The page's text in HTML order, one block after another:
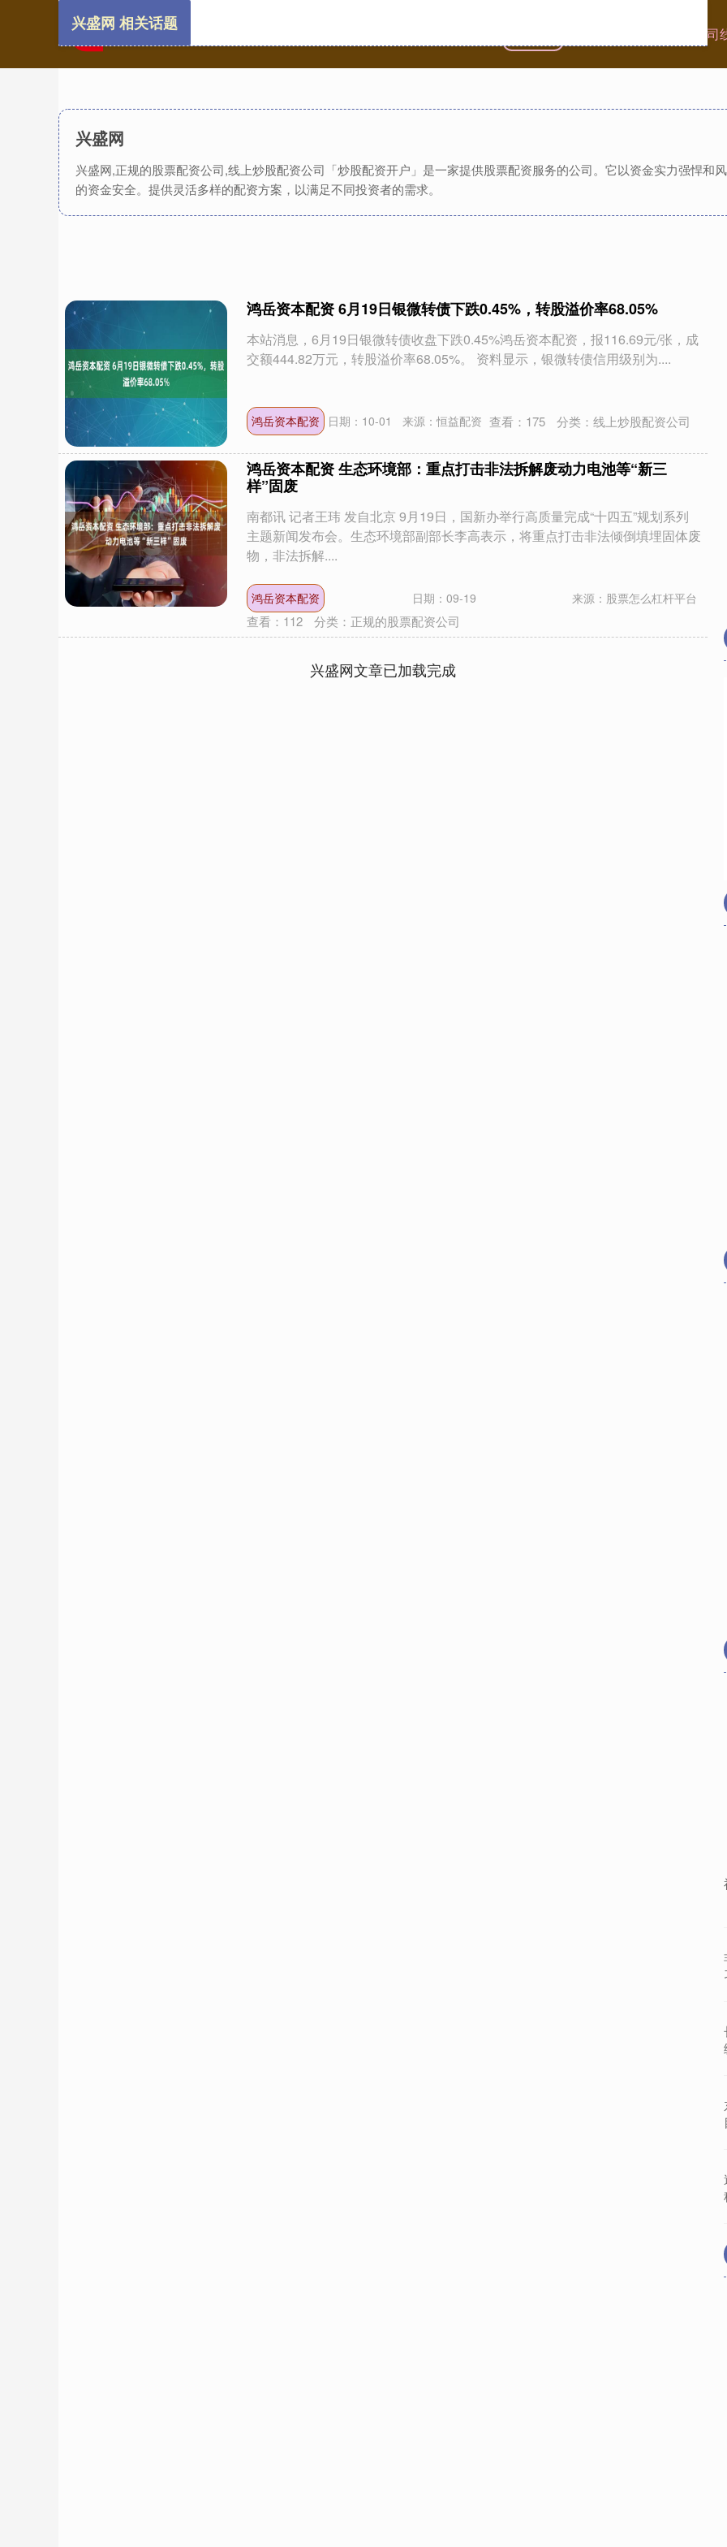
正规的股票配资公司
兴盛网
兴盛网,正规的股票配资公司,线上炒股配资公司「炒股配资开户」是一家提供股票配资服务的公司。它以资金实力强悍和
的资金安全。提供灵活多样的配资方案，以满足不同投资者的需求。
兴盛网 相关话题
鸿岳资本配资 6月19日银微转债下跌0.45%，转股溢价率68.05%
本站消息，6月19日银微转债收盘下跌0.45%鸿岳资本配资，报116.69元/张，成
交额444.82万元，转股溢价率68.05%。 资料显示，银微转债信用级别为....
鸿岳资本配资 日期：10-01 来源：恒益配资 查看： 175 分类： 线上炒股配资公司
鸿岳资本配资 生态环境部：重点打击非法拆解废动力电池等“新三
样”固废
南都讯 记者王玮 发自北京 9月19日，国新办举行高质量完成“十四五”规划系列
主题新闻发布会。生态环境部副部长李高表示，将重点打击非法倾倒填埋固体废
物，非法拆解....
鸿岳资本配资 日期：09-19 来源：股票怎么杠杆平台
查看： 112 分类： 正规的股票配资公司
兴盛网文章已加载完成